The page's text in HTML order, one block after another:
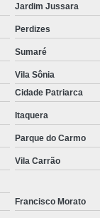
Salada de
para Escritórios
Jardim Jussara
Perdizes
Sumaré
Vila Sônia
Cidade Patriarca
Itaquera
Parque do Carmo
Vila Carrão
Francisco Morato